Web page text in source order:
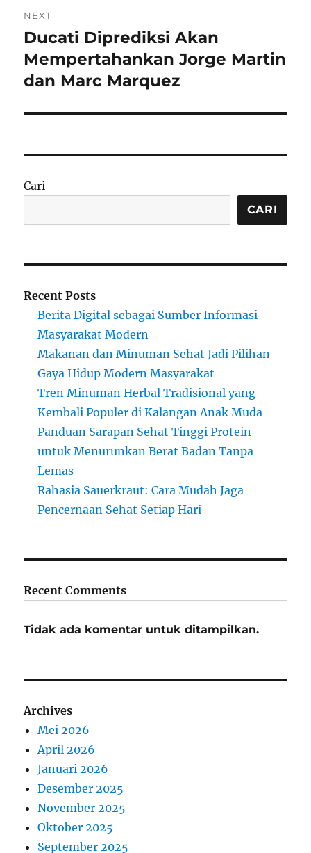
NEXT
Next
post:
Ducati Diprediksi Akan
Mempertahankan Jorge Martin
dan Marc Marquez
Cari
CARI
Recent Posts
Berita Digital sebagai Sumber Informasi
Masyarakat Modern
Makanan dan Minuman Sehat Jadi Pilihan
Gaya Hidup Modern Masyarakat
Tren Minuman Herbal Tradisional yang
Kembali Populer di Kalangan Anak Muda
Panduan Sarapan Sehat Tinggi Protein
untuk Menurunkan Berat Badan Tanpa
Lemas
Rahasia Sauerkraut: Cara Mudah Jaga
Pencernaan Sehat Setiap Hari
Recent Comments
Tidak ada komentar untuk ditampilkan.
Archives
Mei 2026
April 2026
Januari 2026
Desember 2025
November 2025
Oktober 2025
September 2025